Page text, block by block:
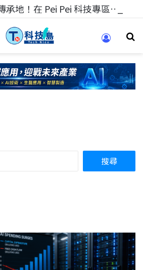
科技人的經驗傳承地！在 Pei Pei 科技專區，與學弟妹交流最硬核的技術